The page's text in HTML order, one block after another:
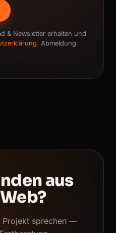
& Newsletter erhalten und
. Abmeldung
aus
Projekt sprechen —